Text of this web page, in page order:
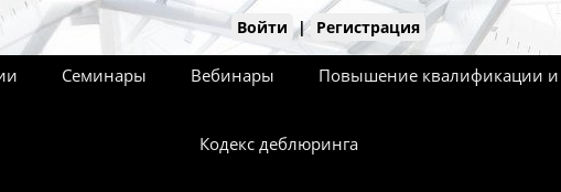
Войти | Регистрация
Семинары Вебинары Повышение квалификации и
Кодекс деблюринга